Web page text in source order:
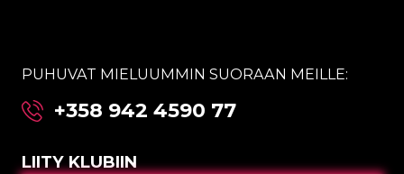
PUHUVAT MIELUUMMIN SUORAAN MEILLE:
+358 942 4590 77
LIITY KLUBIIN